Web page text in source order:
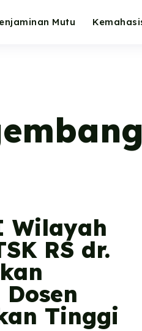
Mutu
Wilayah
RS dr.
Tinggi